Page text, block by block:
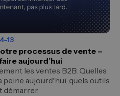
13
processus de vente –
aujourd’hui
les ventes B2B. Quelles
peine aujourd'hui, quels outils
démarrer.